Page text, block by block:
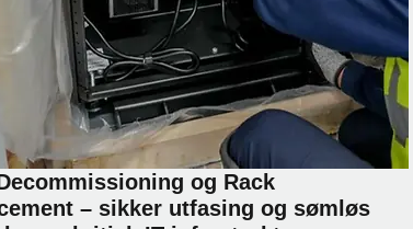
og Rack
– sikker utfasing og sømløs